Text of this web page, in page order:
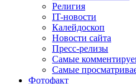
Религия
IT-новости
Калейдоскоп
Новости сайта
Пресс-релизы
Самые
Самые
Фотофакт